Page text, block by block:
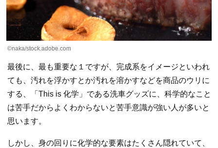
©naka/stock.adobe.com
最後に、最も重要な１ですが、完成系をイメージといわれ
ても、汚れを浮かすとか汚れを溶かすなどを商品のウリに
する、「This is 化学」である洗車グッズに、科学的なこと
は苦手だからよくわからないと苦手意識が強い人が多いと
思います。
しかし、身の回りに化学的な要素はたくさん隠れていて、